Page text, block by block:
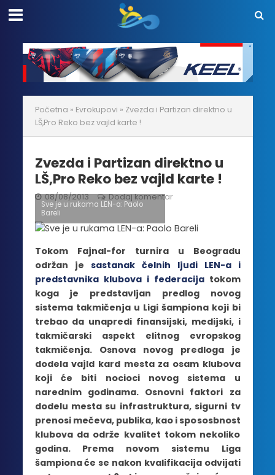
Početna » Evrokupovi » Zvezda i Partizan direktno u
LŠ,Pro Reko bez vajld karte !
Zvezda i Partizan direktno u
LŠ,Pro Reko bez vajld karte !
08/08/2013 Dodaj komentar
Sve je u rukama LEN-a: Paolo
Bareli
Tokom Fajnal-for turnira u Beogradu
održan je sastanak čelnih ljudi LEN-a i
predstavnika klubova i federacijatokom
koga je predstavljan predlog novog
sistema takmičenja u Ligi šampiona koji bi
trebao da unapredi finansijski, medijski, i
takmičarski aspekt elitnog evropskog
takmičenja. Osnova novog predloga je
dodela vajld kard mesta za osam klubova
koji će biti nocioci novog sistema u
narednim godinama. Osnovni faktori za
dodelu mesta su infrastruktura, sigurni tv
prenosi mečeva, publika, kao i spososbnost
klubova da održe kvalitet tokom nekoliko
godina. Prema novom sistemu Liga
šampiona će se nakon kvalifikacija odvijati